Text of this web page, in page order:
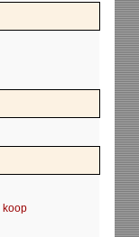
koop